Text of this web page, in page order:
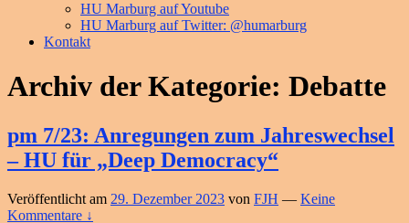
HU Marburg auf Youtube
HU Marburg auf Twitter: @humarburg
Kontakt
Archiv der Kategorie: Debatte
pm 7/23: Anregungen zum Jahreswechsel
– HU für „Deep Democracy“
Veröffentlicht am 29. Dezember 2023 von FJH — Keine
Kommentare ↓